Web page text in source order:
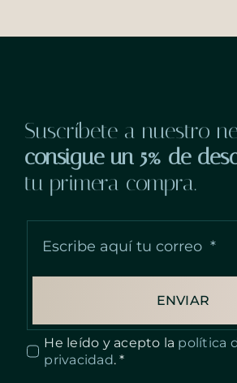
Suscríbete a nuestro
consigue un 5% de
tu primera compra.
ENVIAR
He leído y acepto la política
privacidad. *